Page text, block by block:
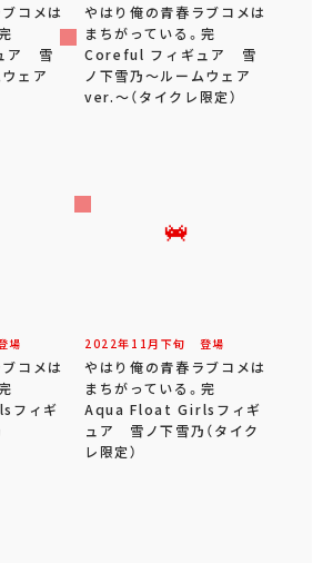
コメは
完
ア 雪
ェア
やはり俺の青春ラブコメは
まちがっている。完
Coreful フィギュア 雪
ノ下雪乃～ルームウェア
ver.～（タイクレ限定）
場
コメは
完
フィギ
2022年 11 月 下旬 登場
やはり俺の青春ラブコメは
まちがっている。完
Aqua Float Girlsフィギ
ュア 雪ノ下雪乃（タイク
レ限定）